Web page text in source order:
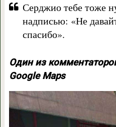
Серджио тебе тоже
надписью: «Не
спасибо».
Один из
Google Maps